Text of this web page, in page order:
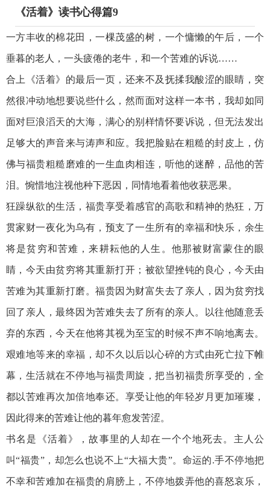
《活着》读书心得篇9
一方丰收的棉花田，一棵茂盛的树，一个慵懒的午后，一个
垂暮的老人，一头疲倦的老牛，和一个苦难的诉说……
合上《活着》的最后一页，还来不及抚揉我酸涩的眼睛，突
然很冲动地想要说些什么，然而面对这样一本书，我却如同
面对巨浪滔天的大海，满心的别样情怀要诉说，但无法发出
足够大的声音来与涛声和应。我把脸贴在粗糙的封皮上，仿
佛与福贵粗糙磨难的一生血肉相连，听他的迷醉，品他的苦
泪。惋惜地注视他种下恶因，同情地看着他收获恶果。
狂躁纵欲的生活，福贵享受着感官的高歌和精神的热狂，万
贯家财一夜化为乌有，预支了一生所有的幸福和快乐，余生
将是贫穷和苦难，来耕耘他的人生。他那被财富蒙住的眼
睛，今天由贫穷将其重新打开；被欲望挫钝的良心，今天由
苦难为其重新打磨。福贵因为财富失去了亲人，因为贫穷找
回了亲人，最终因为苦难失去了所有的亲人。以往他随意丢
弃的东西，今天在他将其视为至宝的时候不声不响地离去。
艰难地等来的幸福，却不久以后以心碎的方式由死亡拉下帷
幕，生活就在不停地与福贵周旋，把当初福贵所享受的，全
都以苦难再次加倍地奉还。享受让他的年轻岁月更加璀璨，
因此得来的苦难让他的暮年愈发苦涩。
书名是《活着》，故事里的人却在一个个地死去。主人公
叫“福贵”，却怎么也说不上“大福大贵”。命运的.手不停地把
不幸和苦难加在福贵的肩膀上，不停地拨弄他的喜怒哀乐，